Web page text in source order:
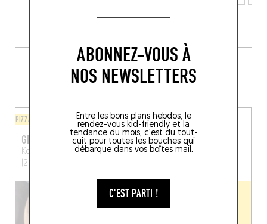
ABONNEZ-VOUS À
NOS NEWSLETTERS
Entre les bons plans hebdos, le
rendez-vous kid-friendly et la
tendance du mois, c'est du tout-
cuit pour toutes les bouches qui
débarque dans vos boîtes mail.
C'EST PARTI !
PLUS DE TABLES DE GENRE À
PROXIMITÉ
PIZZA
GRAAN
Kerkstraat 72
Anvers
(2060)
CHINOIS
LUNG WAH
Van Wesenbekestraat 38